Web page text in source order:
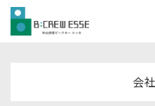
会